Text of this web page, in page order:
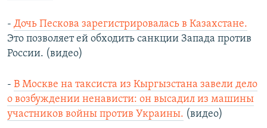
- Дочь Пескова зарегистрировалась в Казахстане.
Это позволяет ей обходить санкции Запада против
России. (видео)
- В Москве на таксиста из Кыргызстана завели дело
о возбуждении ненависти: он высадил из машины
участников войны против Украины. (видео)